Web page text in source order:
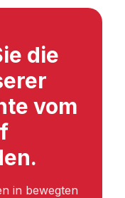
die
vom
in bewegten